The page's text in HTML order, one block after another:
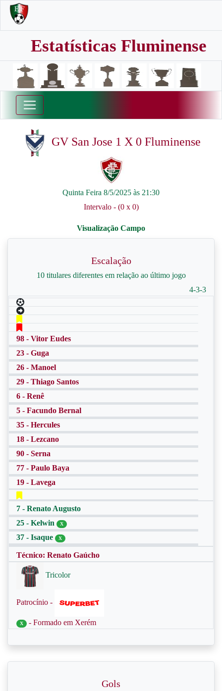
Estatísticas Fluminense
GV San Jose 1 X 0 Fluminense
Quinta Feira 8/5/2025 às 21:30
Intervalo - (0 x 0)
Escalação
10 titulares diferentes em relação ao último jogo
4-3-3
98 - Vitor Eudes
23 - Guga
26 - Manoel
29 - Thiago Santos
6 - Renê
5 - Facundo Bernal
35 - Hercules
18 - Lezcano
90 - Serna
77 - Paulo Baya
19 - Lavega
7 - Renato Augusto
25 - Kelwin
X
37 - Isaque X
Técnico: Renato Gaúcho
Tricolor
Patrocínio -
X - Formado em Xerém
Gols